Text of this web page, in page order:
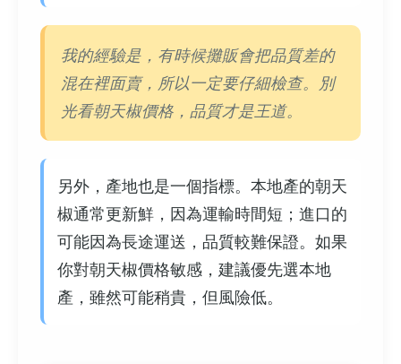
我的經驗是，有時候攤販會把品質差的
混在裡面賣，所以一定要仔細檢查。別
光看朝天椒價格，品質才是王道。
另外，產地也是一個指標。本地產的朝天
椒通常更新鮮，因為運輸時間短；進口的
可能因為長途運送，品質較難保證。如果
你對朝天椒價格敏感，建議優先選本地
產，雖然可能稍貴，但風險低。